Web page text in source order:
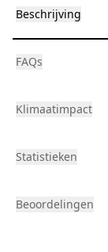
Beschrijving
FAQs
Klimaatimpact
Statistieken
Beoordelingen